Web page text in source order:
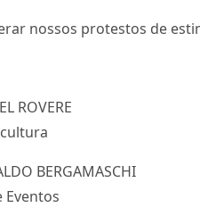
nossos protestos de
ROVERE
BERGAMASCHI